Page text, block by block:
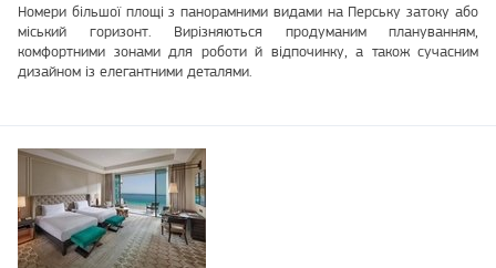
Номери більшої площі з панорамними видами на Перську затоку або
міський горизонт. Вирізняються продуманим плануванням,
комфортними зонами для роботи й відпочинку, а також сучасним
дизайном із елегантними деталями.